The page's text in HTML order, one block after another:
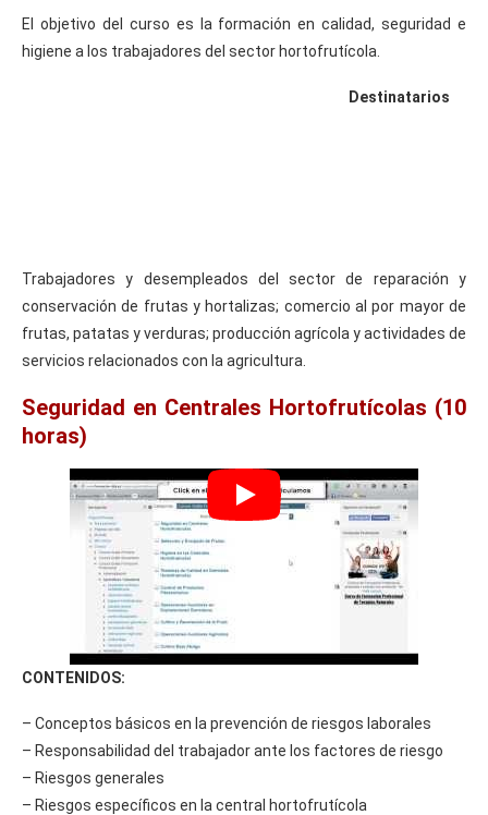
El objetivo del curso es la formación en calidad, seguridad e
higiene a los trabajadores del sector hortofrutícola.
Destinatarios
Trabajadores y desempleados del sector de reparación y
conservación de frutas y hortalizas; comercio al por mayor de
frutas, patatas y verduras; producción agrícola y actividades de
servicios relacionados con la agricultura.
Seguridad en Centrales Hortofrutícolas (10
horas)
CONTENIDOS:
– Conceptos básicos en la prevención de riesgos laborales
– Responsabilidad del trabajador ante los factores de riesgo
– Riesgos generales
– Riesgos específicos en la central hortofrutícola